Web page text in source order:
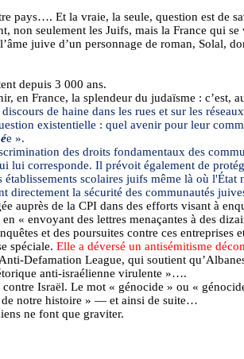
pays…. Et la vraie, la seule, question est de
non seulement les Juifs, mais la France qui
juive d’un personnage de roman, Solal,
depuis 3 000 ans.
en France, la splendeur du judaïsme : c’est,
de haine dans les rues et sur les
existentielle : quel avenir pour leur
e ».
des droits fondamentaux des
corresponde. Il prévoit également de
scolaires juifs même là où l'État
directement la sécurité des communautés
auprès de la CPI dans des efforts visant à
« envoyant des lettres menaçantes à des
et des poursuites contre ces entreprises
spéciale. Elle a déversé un antisémitisme
Defamation League, qui soutient
anti-israélienne virulente »….
Israël. Le mot « génocide » ou «
de notre histoire » — et ainsi de suite…
ne font que graviter.